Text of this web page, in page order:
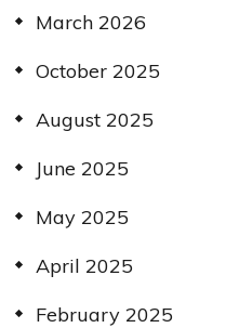
March 2026
October 2025
August 2025
June 2025
May 2025
April 2025
February 2025